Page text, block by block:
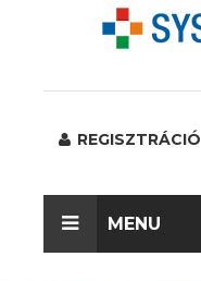
REGISZTRÁCIÓ
MENU